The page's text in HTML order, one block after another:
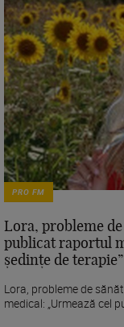
PRO FM
Lora, probleme de
publicat raportul
ședințe de terapie”
Lora, probleme de
medical: „Urmează cel